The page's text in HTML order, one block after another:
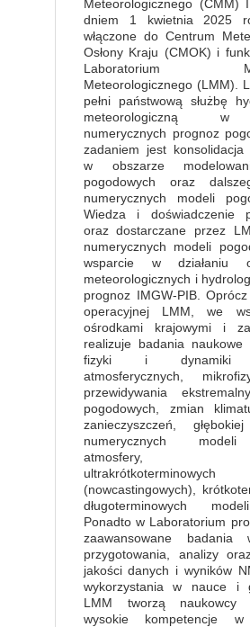
Meteorologicznego (CMM)
dniem 1 kwietnia 2025
włączone do Centrum
Osłony Kraju (CMOK) i
Laboratorium
Meteorologicznego (LMM).
pełni państwową służbę
meteorologiczną w
numerycznych prognoz
zadaniem jest konsolidacja
w obszarze
pogodowych oraz
numerycznych modeli
Wiedza i doświadczenie
oraz dostarczane przez
numerycznych modeli
wsparcie w działaniu
meteorologicznych i
prognoz IMGW-PIB. Oprócz
operacyjnej LMM, we
ośrodkami krajowymi i
realizuje badania
fizyki i dynamiki
atmosferycznych,
przewidywania
pogodowych, zmian
zanieczyszczeń,
numerycznych
atmosfery,
ultrakrótkoterminowych
(nowcastingowych),
długoterminowych
Ponadto w Laboratorium
zaawansowane badania
przygotowania, analizy
jakości danych i wyników
wykorzystania w nauce i
LMM tworzą naukowcy
wysokie kompetencje w